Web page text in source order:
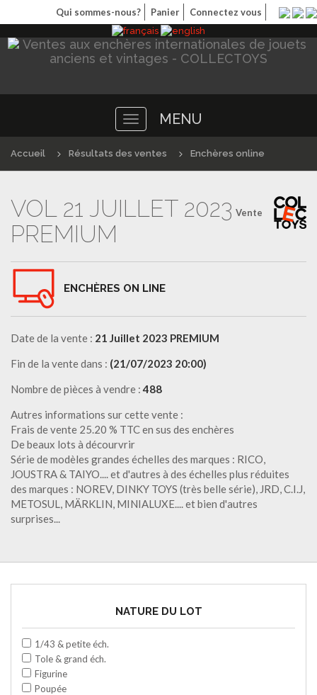
Qui sommes-nous? Panier Connectez vous
Toggle
navigation
MENU
Accueil Résultats des ventes Enchères online
Vente
VOL 21 JUILLET 2023
PREMIUM
ENCHÈRES ON LINE
Date de la vente : 21 Juillet 2023 PREMIUM
Fin de la vente dans : (21/07/2023 20:00)
Nombre de pièces à vendre :488
Autres informations sur cette vente :
Frais de vente 25.20 % TTC en sus des enchères
De beaux lots à décourvrir
Série de modèles grandes échelles des marques : RICO,
JOUSTRA & TAIYO.... et d'autres à des échelles plus réduites
des marques : NOREV, DINKY TOYS (très belle série), JRD, C.I.J,
METOSUL, MÄRKLIN, MINIALUXE.... et bien d'autres
surprises...
NATURE DU LOT
1/43 & petite éch.
Tole & grand éch.
Figurine
Poupée